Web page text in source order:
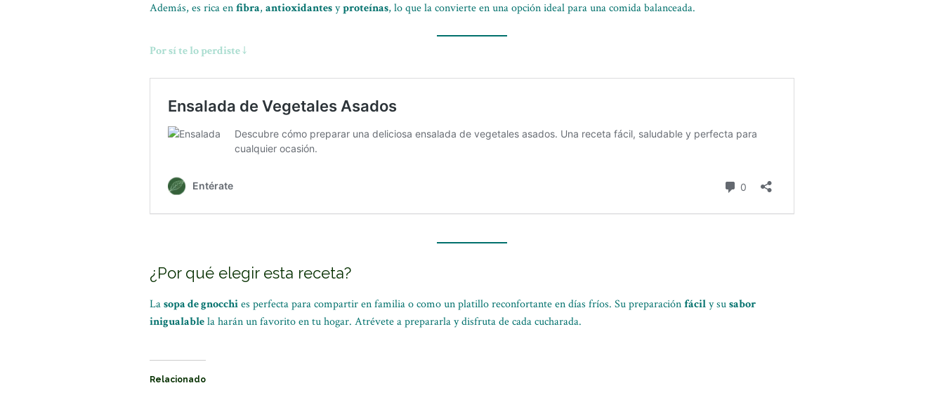
Además, es rica enfibra, antioxidantesyproteínas, lo que la convierte en una opción ideal para una comida balanceada.
Por sí te lo perdiste ↓
¿Por qué elegir esta receta?
Lasopa de gnocchies perfecta para compartir en familia o como un platillo reconfortante en días fríos. Su preparaciónfácily susabor
inigualablela harán un favorito en tu hogar. Atrévete a prepararla y disfruta de cada cucharada.
Relacionado